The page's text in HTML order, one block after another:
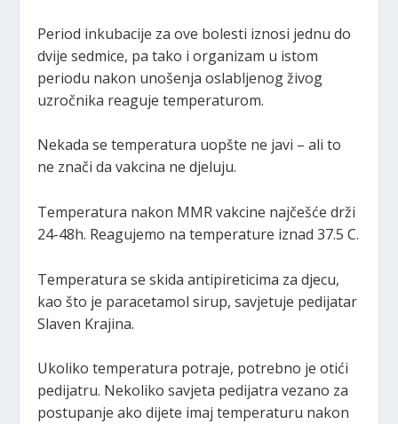
Period inkubacije za ove bolesti iznosi jednu do
dvije sedmice, pa tako i organizam u istom
periodu nakon unošenja oslabljenog živog
uzročnika reaguje temperaturom.
Nekada se temperatura uopšte ne javi – ali to
ne znači da vakcina ne djeluju.
Temperatura nakon MMR vakcine najčešće drži
24-48h. Reagujemo na temperature iznad 37.5 C.
Temperatura se skida antipireticima za djecu,
kao što je paracetamol sirup, savjetuje pedijatar
Slaven Krajina.
Ukoliko temperatura potraje, potrebno je otići
pedijatru. Nekoliko savjeta pedijatra vezano za
postupanje ako dijete imaj temperaturu nakon